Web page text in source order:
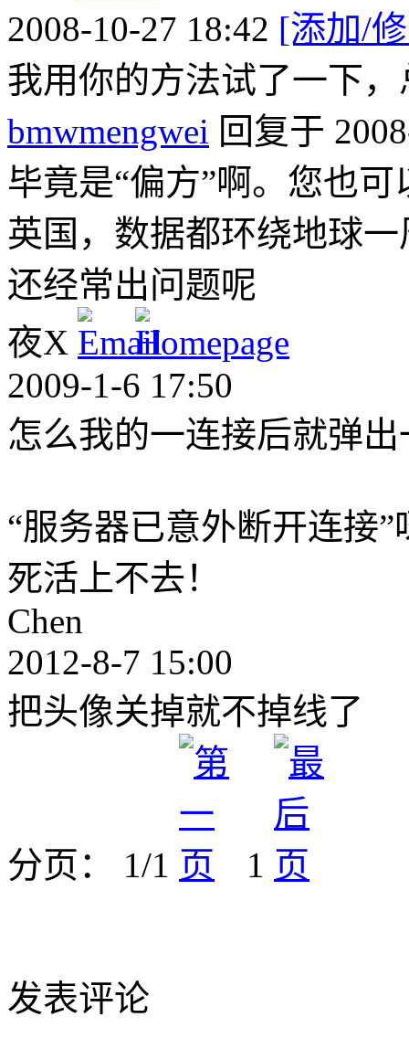
2008-10-27 18:42 [添加/
我用你的方法试了一下
bmwmengwei 回复于
毕竟是“偏方”啊。您也
英国，数据都环绕地球一
还经常出问题呢
夜X
2009-1-6 17:50
怎么我的一连接后就弹
“服务器已意外断开连接”
死活上不去！
Chen
2012-8-7 15:00
把头像关掉就不掉线了
分页： 1/1 1
发表评论